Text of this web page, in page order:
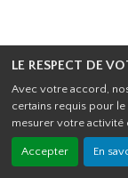
LE RESPECT DE
Avec votre accord,
certains requis pour
mesurer votre activité
Accepter En